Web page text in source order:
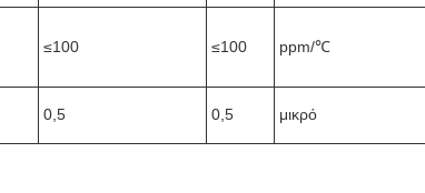
≤100 ≤100 ppm/℃
0,5 0,5 μικρό